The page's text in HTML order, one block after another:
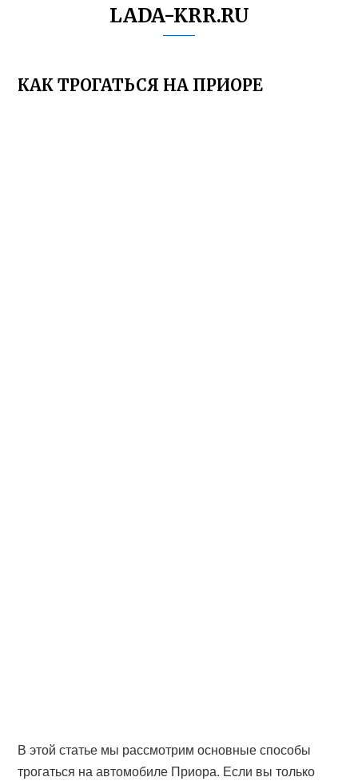
LADA-KRR.RU
КАК ТРОГАТЬСЯ НА ПРИОРЕ
В этой статье мы рассмотрим основные способы
трогаться на автомобиле Приора. Если вы только